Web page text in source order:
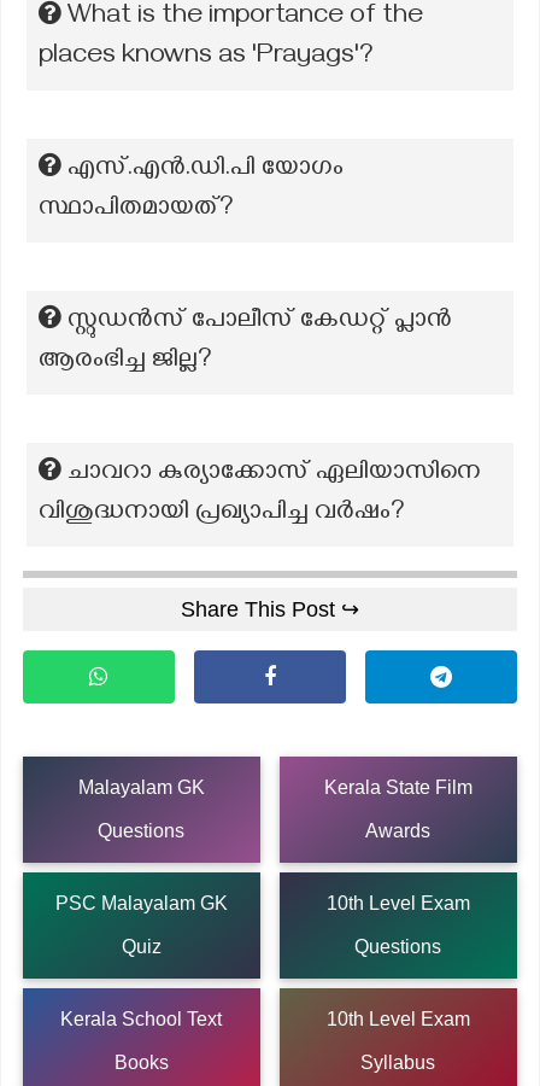
What is the importance of the
places knowns as 'Prayags'?
എസ്.എന്‍.ഡി.പി യോഗം
സ്ഥാപിതമായത്?
സ്റ്റുഡൻസ് പോലീസ് കേഡറ്റ് പ്ലാൻ
ആരംഭിച്ച ജില്ല?
ചാവറാ കുര്യാക്കോസ് ഏലിയാസിനെ
വിശുദ്ധനായി പ്രഖ്യാപിച്ച വർഷം?
Share This Post ↪
Malayalam GK
Questions
Kerala State Film
Awards
PSC Malayalam GK
Quiz
10th Level Exam
Questions
Kerala School Text
Books
10th Level Exam
Syllabus